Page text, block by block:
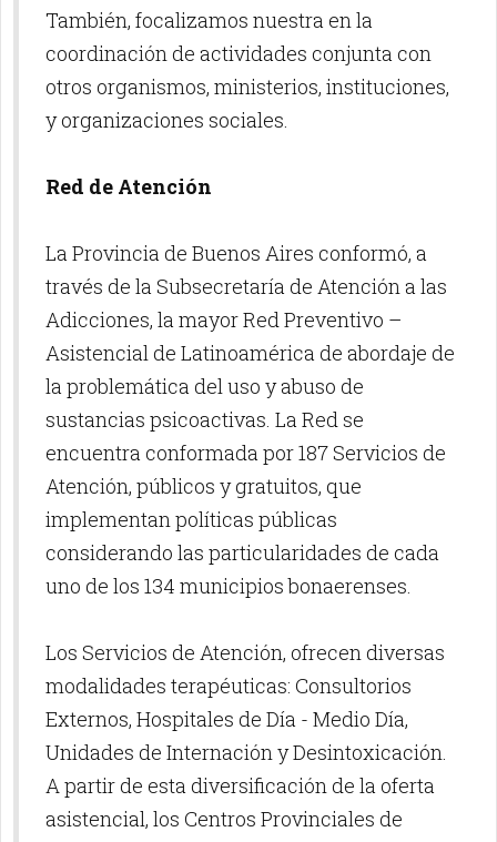
También, focalizamos nuestra en la
coordinación de actividades conjunta con
otros organismos, ministerios, instituciones,
y organizaciones sociales.
Red de Atención
La Provincia de Buenos Aires conformó, a
través de la Subsecretaría de Atención a las
Adicciones, la mayor Red Preventivo –
Asistencial de Latinoamérica de abordaje de
la problemática del uso y abuso de
sustancias psicoactivas. La Red se
encuentra conformada por 187 Servicios de
Atención, públicos y gratuitos, que
implementan políticas públicas
considerando las particularidades de cada
uno de los 134 municipios bonaerenses.
Los Servicios de Atención, ofrecen diversas
modalidades terapéuticas: Consultorios
Externos, Hospitales de Día - Medio Día,
Unidades de Internación y Desintoxicación.
A partir de esta diversificación de la oferta
asistencial, los Centros Provinciales de